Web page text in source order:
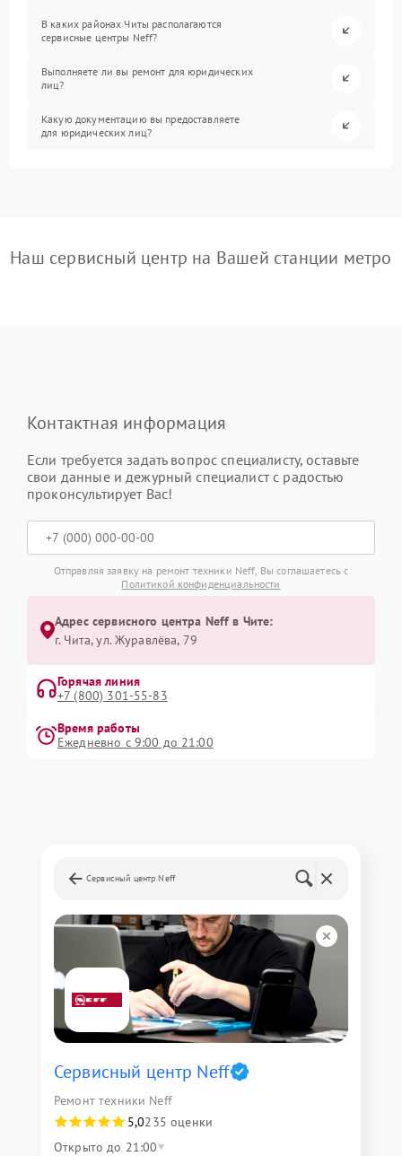
В каких районах Читы располагаются
сервисные центры Neff?
Выполняете ли вы ремонт для юридических
лиц?
Какую документацию вы предоставляете
для юридических лиц?
Наш сервисный центр на Вашей станции метро
Контактная информация
Если требуется задать вопрос специалисту, оставьте
свои данные и дежурный специалист с радостью
проконсультирует Вас!
Отправляя заявку на ремонт техники Neff, Вы соглашаетесь с
Политикой конфиденциальности
Адрес сервисного центра Neff в Чите:
г. Чита, ул. Журавлёва, 79
Горячая линия
+7 (800) 301-55-83
Время работы
Ежедневно с 9:00 до 21:00
Сервисный центр Neff
Сервисный центр Neff
Ремонт техники Neff
5,0235 оценки
Открыто до 21:00